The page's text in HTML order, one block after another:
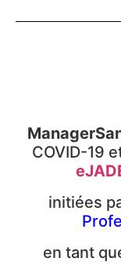
COVID-19
initiées
en tant